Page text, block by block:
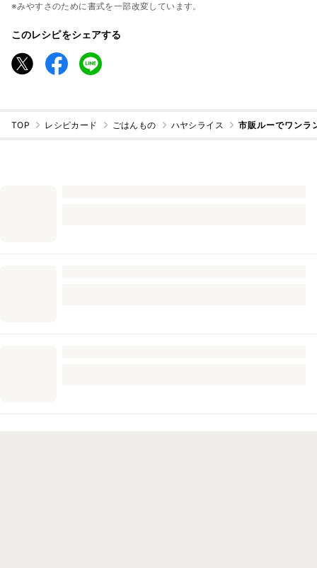
※みやすさのために書式を一部改変しています。
このレシピをシェアする
TOP レシピカード ごはんもの ハヤシライス 市販ルーでワンラ